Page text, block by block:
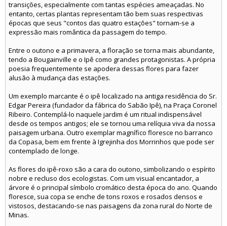
transições, especialmente com tantas espécies ameaçadas. No
entanto, certas plantas representam tão bem suas respectivas
épocas que seus "contos das quatro estações" tornam-se a
expressão mais romântica da passagem do tempo.
Entre o outono e a primavera, a floração se torna mais abundante,
tendo a Bougainville e o Ipê como grandes protagonistas. A própria
poesia frequentemente se apodera dessas flores para fazer
alusão à mudança das estações.
Um exemplo marcante é o ipê localizado na antiga residência do Sr.
Edgar Pereira (fundador da fábrica do Sabão Ipê), na Praça Coronel
Ribeiro. Contemplá-lo naquele jardim é um ritual indispensável
desde os tempos antigos; ele se tornou uma relíquia viva da nossa
paisagem urbana. Outro exemplar magnífico floresce no barranco
da Copasa, bem em frente à Igrejinha dos Morrinhos que pode ser
contemplado de longe.
As flores do ipê-roxo são a cara do outono, simbolizando o espírito
nobre e recluso dos ecologistas. Com um visual encantador, a
árvore é o principal símbolo cromático desta época do ano. Quando
floresce, sua copa se enche de tons roxos e rosados densos e
vistosos, destacando-se nas paisagens da zona rural do Norte de
Minas.